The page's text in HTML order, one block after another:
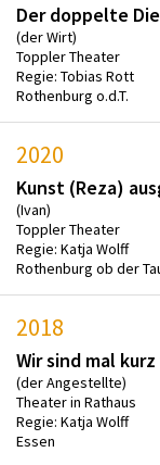
Der doppelte
(der Wirt)
Toppler Theater
Regie: Tobias Rott
Rothenburg o.d.T.
2020
Kunst (Reza)
(Ivan)
Toppler Theater
Regie: Katja Wolff
Rothenburg ob der
2018
Wir sind mal
(der Angestellte)
Theater in Rathaus
Regie: Katja Wolff
Essen